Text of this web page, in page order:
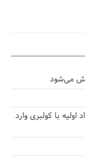
می‌شود
با کولبری وارد